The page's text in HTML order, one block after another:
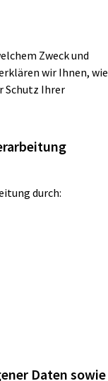
Zweck und
wir Ihnen, wie
Schutz Ihrer
durch:
Daten sowie